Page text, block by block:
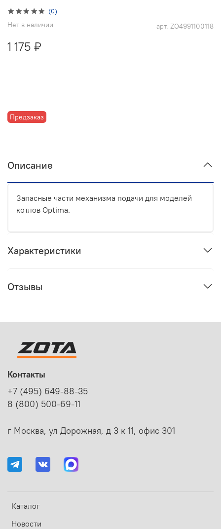
(0)
арт. ZO4991100118
Нет в наличии
Предзаказ
1 175 ₽
Описание
Запасные части механизма подачи для моделей
котлов Optima.
Характеристики
Отзывы
Каталог
Новости
Контакты
+7 (495) 649-88-35
8 (800) 500-69-11
г Москва, ул Дорожная, д 3 к 11, офис 301